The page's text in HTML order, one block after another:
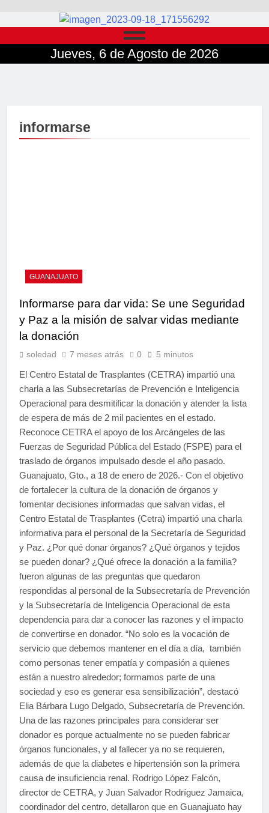
Jueves, 6 de Agosto de 2026
informarse
GUANAJUATO
Informarse para dar vida: Se une Seguridad
y Paz a la misión de salvar vidas mediante
la donación
soledad 7 meses atrás 0 5 minutos
El Centro Estatal de Trasplantes (CETRA) impartió una
charla a las Subsecretarías de Prevención e Inteligencia
Operacional para desmitificar la donación y atender la lista
de espera de más de 2 mil pacientes en el estado.
Reconoce CETRA el apoyo de los Arcángeles de las
Fuerzas de Seguridad Pública del Estado (FSPE) para el
traslado de órganos impulsado desde el año pasado.
Guanajuato, Gto., a 18 de enero de 2026.- Con el objetivo
de fortalecer la cultura de la donación de órganos y
fomentar decisiones informadas que salvan vidas, el
Centro Estatal de Trasplantes (Cetra) impartió una charla
informativa para el personal de la Secretaría de Seguridad
y Paz. ¿Por qué donar órganos? ¿Qué órganos y tejidos
se pueden donar? ¿Qué ofrece la donación a la familia?
fueron algunas de las preguntas que quedaron
respondidas al personal de la Subsecretaría de Prevención
y la Subsecretaría de Inteligencia Operacional de esta
dependencia para dar a conocer las razones y el impacto
de convertirse en donador. “No solo es la vocación de
servicio que debemos mantener en el día a día, también
como personas tener empatía y compasión a quienes
están a nuestro alrededor; formamos parte de una
sociedad y eso es generar esa sensibilización”, destacó
Elia Bárbara Lugo Delgado, Subsecretaría de Prevención.
Una de las razones principales para considerar ser
donador es porque actualmente no se pueden fabricar
órganos funcionales, y al fallecer ya no se requieren,
además de que la diabetes e hipertensión son la primera
causa de insuficiencia renal. Rodrigo López Falcón,
director de CETRA, y Juan Salvador Rodríguez Jamaica,
coordinador del centro, detallaron que en Guanajuato hay